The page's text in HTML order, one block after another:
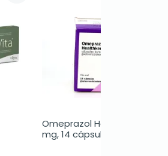
Omeprazol Healthkern 20
mg, 14 cápsulas